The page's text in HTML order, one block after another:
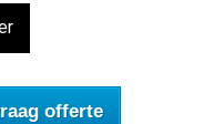
offerte